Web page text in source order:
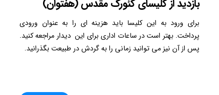
بازدید از کلیسای گئورگ مقدس (هفتوان)
برای ورود به این کلیسا باید هزینه ای را به عنوان ورودی
پرداخت. بهتر است در ساعات اداری برای این دیدار مراجعه کنید.
پس از آن نیز می توانید زمانی را به گردش در طبیعت بگذرانید.